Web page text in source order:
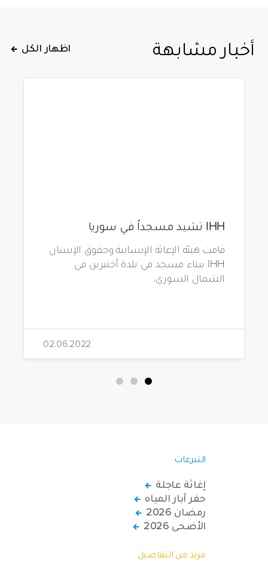
أخبار مشابهة اظهار الكل
IHH تشيد مسجداً في سوريا
قامت هيئة الإغاثة الإنسانية وحقوق الإنسان
IHH ببناء مسجد في بلدة أختيرين في
الشمال السوري.
02.06.2022
التبرعات
إغاثة عاجلة
حفر آبار المياه
رمضان 2026
الأضحى 2026
مزيد من التفاصيل